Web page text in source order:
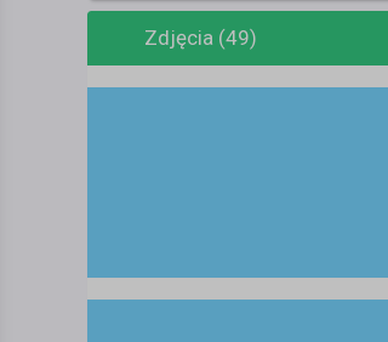
Zdjęcia (49)